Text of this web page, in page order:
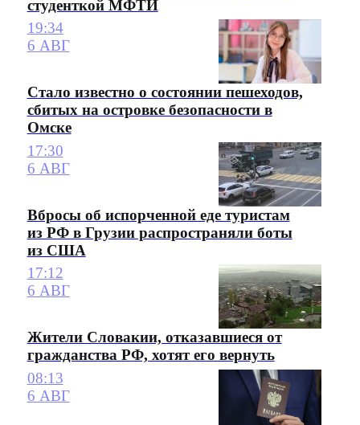
студенткой МФТИ
19:34
6 АВГ
Стало известно о состоянии пешеходов,
сбитых на островке безопасности в
Омске
17:30
6 АВГ
Вбросы об испорченной еде туристам
из РФ в Грузии распространяли боты
из США
17:12
6 АВГ
Жители Словакии, отказавшиеся от
гражданства РФ, хотят его вернуть
08:13
6 АВГ